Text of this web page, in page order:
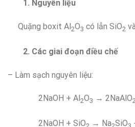
1. Nguyên liệu
Quặng boxit Al2O3 có lẫn SiO2
2. Các giai đoạn điều chế
– Làm sạch nguyên liệu:
2NaOH + Al 2O3 → 2NaAlO
2NaOH + SiO → Na SiO